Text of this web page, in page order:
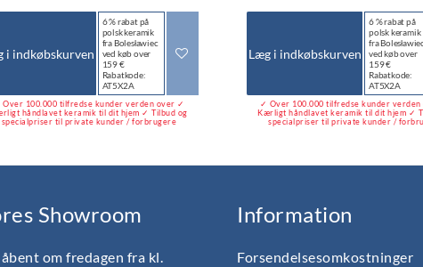
i indkøbskurven
6 % rabat på
polsk keramik
fra Bolesławiec
ved køb over
159 €
Rabatkode:
AT5X2A
Over 100.000 tilfredse kunder verden over ✓
håndlavet keramik til dit hjem ✓ Tilbud og
specialpriser til private kunder / forbrugere
Læg i indkøbskurven
6 % rabat på
polsk keramik
fra
ved køb over
159 €
Rabatkode:
AT5X2A
✓ Over 100.000 tilfredse kunder
Kærligt håndlavet keramik til dit hjem ✓
specialpriser til private kunder /
Showroom
om fredagen fra kl.
Information
Forsendelsesomkostninger